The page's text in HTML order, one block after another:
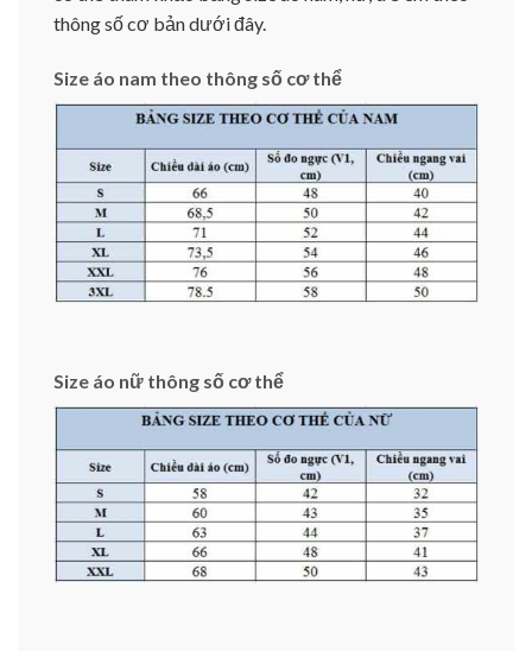
thông số cơ bản dưới đây.
Size áo nam theo thông số cơ thể
Size áo nữ thông số cơ thể